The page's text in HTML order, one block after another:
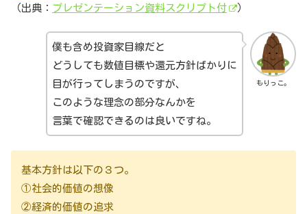
（出典： プレゼンテーション資料スクリプト付 ）
もりっこ。
僕も含め投資家目線だと
どうしても数値目標や還元方針ばかりに
目が行ってしまうのですが、
このような理念の部分なんかを
言葉で確認できるのは良いですね。
基本方針は以下の３つ。
①社会的価値の想像
②経済的価値の追求